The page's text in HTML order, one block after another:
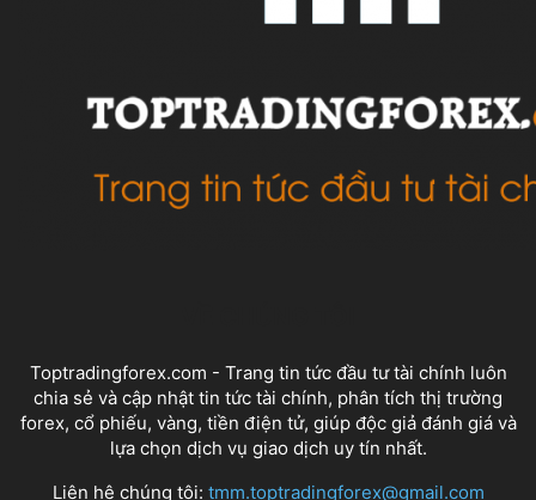
Toptradingforex.com - Trang tin tức đầu tư tài chính luôn
chia sẻ và cập nhật tin tức tài chính, phân tích thị trường
forex, cổ phiếu, vàng, tiền điện tử, giúp độc giả đánh giá và
lựa chọn dịch vụ giao dịch uy tín nhất.
Liên hệ chúng tôi: tmm.toptradingforex@gmail.com